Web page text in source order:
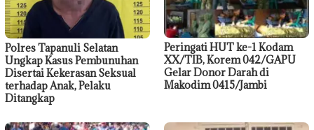
Polres Tapanuli Selatan
Ungkap Kasus Pembunuhan
Disertai Kekerasan Seksual
terhadap Anak, Pelaku
Ditangkap
Peringati HUT ke-1 Kodam
XX/TIB, Korem 042/GAPU
Gelar Donor Darah di
Makodim 0415/Jambi